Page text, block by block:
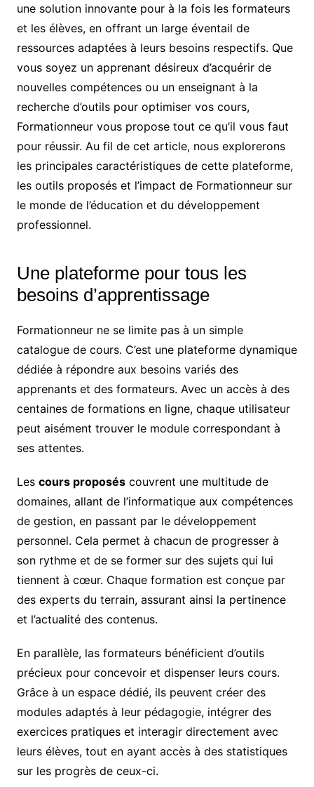
une solution innovante pour à la fois les formateurs
et les élèves, en offrant un large éventail de
ressources adaptées à leurs besoins respectifs. Que
vous soyez un apprenant désireux d’acquérir de
nouvelles compétences ou un enseignant à la
recherche d’outils pour optimiser vos cours,
Formationneur vous propose tout ce qu’il vous faut
pour réussir. Au fil de cet article, nous explorerons
les principales caractéristiques de cette plateforme,
les outils proposés et l’impact de Formationneur sur
le monde de l’éducation et du développement
professionnel.
Une plateforme pour tous les
besoins d’apprentissage
Formationneur ne se limite pas à un simple
catalogue de cours. C’est une plateforme dynamique
dédiée à répondre aux besoins variés des
apprenants et des formateurs. Avec un accès à des
centaines de formations en ligne, chaque utilisateur
peut aisément trouver le module correspondant à
ses attentes.
Les cours proposéscouvrent une multitude de
domaines, allant de l’informatique aux compétences
de gestion, en passant par le développement
personnel. Cela permet à chacun de progresser à
son rythme et de se former sur des sujets qui lui
tiennent à cœur. Chaque formation est conçue par
des experts du terrain, assurant ainsi la pertinence
et l’actualité des contenus.
En parallèle, las formateurs bénéficient d’outils
précieux pour concevoir et dispenser leurs cours.
Grâce à un espace dédié, ils peuvent créer des
modules adaptés à leur pédagogie, intégrer des
exercices pratiques et interagir directement avec
leurs élèves, tout en ayant accès à des statistiques
sur les progrès de ceux-ci.